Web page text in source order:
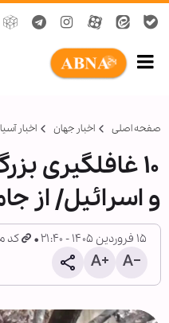
صفحه اصلی اخبار جهان اخبار
۱۰ غافلگیری
و اسرائیل/ از
۱۵ فروردین ۱۴۰۵ - ۲۱:۴۰ کد